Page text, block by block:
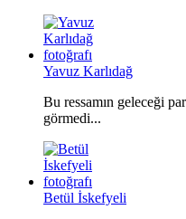
Yavuz Karlıdağ
Bu ressamın geleceği
görmedi...
Betül İskefyeli